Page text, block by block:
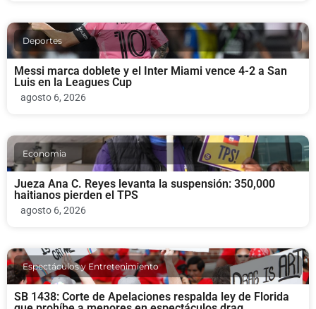
Deportes
Messi marca doblete y el Inter Miami vence 4-2 a San
Luis en la Leagues Cup
agosto 6, 2026
Economia
Jueza Ana C. Reyes levanta la suspensión: 350,000
haitianos pierden el TPS
agosto 6, 2026
Espectáculos y Entretenimiento
SB 1438: Corte de Apelaciones respalda ley de Florida